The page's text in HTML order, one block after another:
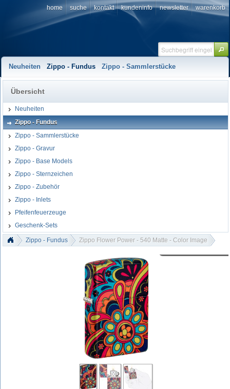
home suche kontakt kundeninfo newsletter warenkorb
Neuheiten Zippo - Fundus Zippo - Sammlerstücke
Übersicht
Neuheiten
Zippo - Fundus
Zippo - Sammlerstücke
Zippo - Gravur
Zippo - Base Models
Zippo - Sternzeichen
Zippo - Zubehör
Zippo - Inlets
Pfeifenfeuerzeuge
Geschenk-Sets
Zippo - Fundus Zippo Flower Power - 540 Matte - Color Image